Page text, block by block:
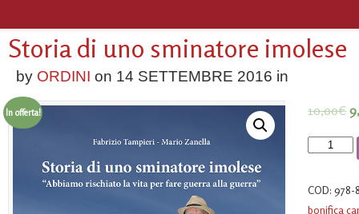
Storia di uno sminatore imolese
by ORDINI on 14 SETTEMBRE 2016 in
In offerta! 10,00€
Storia
uno
sminatore
COD:978-
bonifica